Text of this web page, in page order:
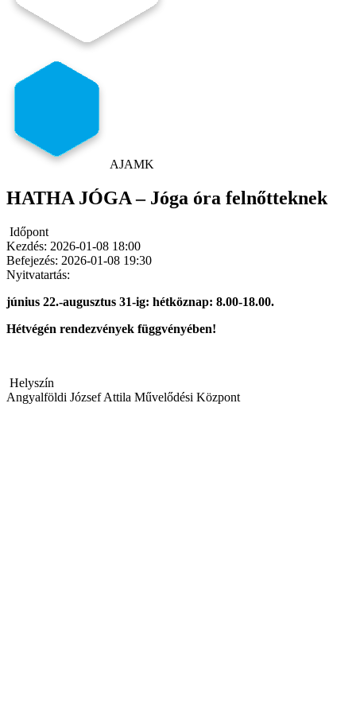
AJAMK
HATHA JÓGA – Jóga óra felnőtteknek
Időpont
Kezdés: 2026-01-08 18:00
Befejezés: 2026-01-08 19:30
Nyitvatartás:
június 22.-augusztus 31-ig: hétköznap: 8.00-18.00.
Hétvégén rendezvények függvényében!
Helyszín
Angyalföldi József Attila Művelődési Központ